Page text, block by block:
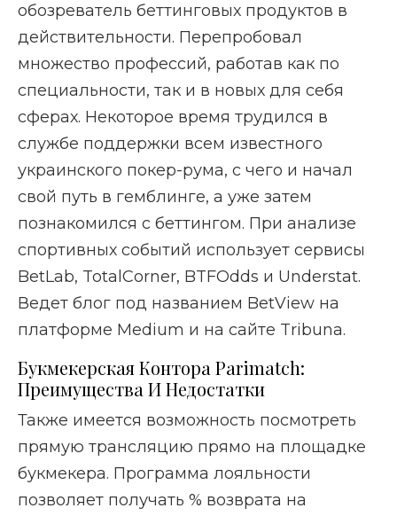
обозреватель беттинговых продуктов в
действительности. Перепробовал
множество профессий, работав как по
специальности, так и в новых для себя
сферах. Некоторое время трудился в
службе поддержки всем известного
украинского покер-рума, с чего и начал
свой путь в гемблинге, а уже затем
познакомился с беттингом. При анализе
спортивных событий использует сервисы
BetLab, TotalCorner, BTFOdds и Understat.
Ведет блог под названием BetView на
платформе Medium и на сайте Tribuna.
Букмекерская Контора Parimatch:
Преимущества И Недостатки
Также имеется возможность посмотреть
прямую трансляцию прямо на площадке
букмекера. Программа лояльности
позволяет получать % возврата на